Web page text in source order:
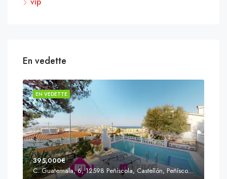
En vedette
EN VEDETTE
395,000€
C. Guatemala, 6, 12598 Peñíscola, Castellón, Peñíscola, Communauté valencienne